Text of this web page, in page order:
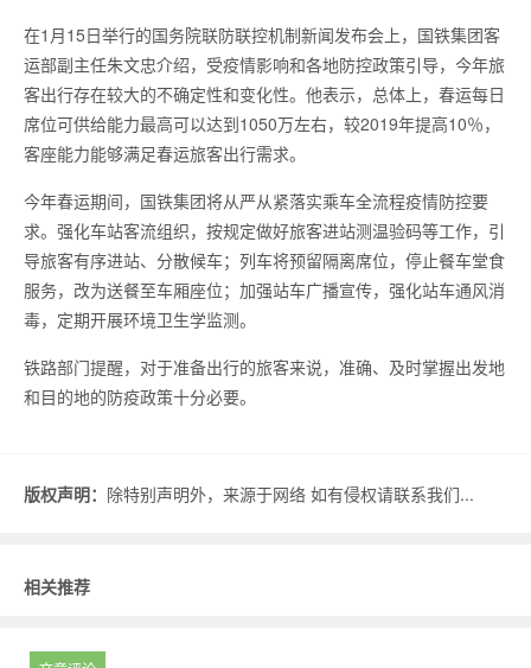
在1月15日举行的国务院联防联控机制新闻发布会上，国铁集团客
运部副主任朱文忠介绍，受疫情影响和各地防控政策引导，今年旅
客出行存在较大的不确定性和变化性。他表示，总体上，春运每日
席位可供给能力最高可以达到1050万左右，较2019年提高10％，
客座能力能够满足春运旅客出行需求。
今年春运期间，国铁集团将从严从紧落实乘车全流程疫情防控要
求。强化车站客流组织，按规定做好旅客进站测温验码等工作，引
导旅客有序进站、分散候车；列车将预留隔离席位，停止餐车堂食
服务，改为送餐至车厢座位；加强站车广播宣传，强化站车通风消
毒，定期开展环境卫生学监测。
铁路部门提醒，对于准备出行的旅客来说，准确、及时掌握出发地
和目的地的防疫政策十分必要。
版权声明： 除特别声明外，来源于网络 如有侵权请联系我们...
相关推荐